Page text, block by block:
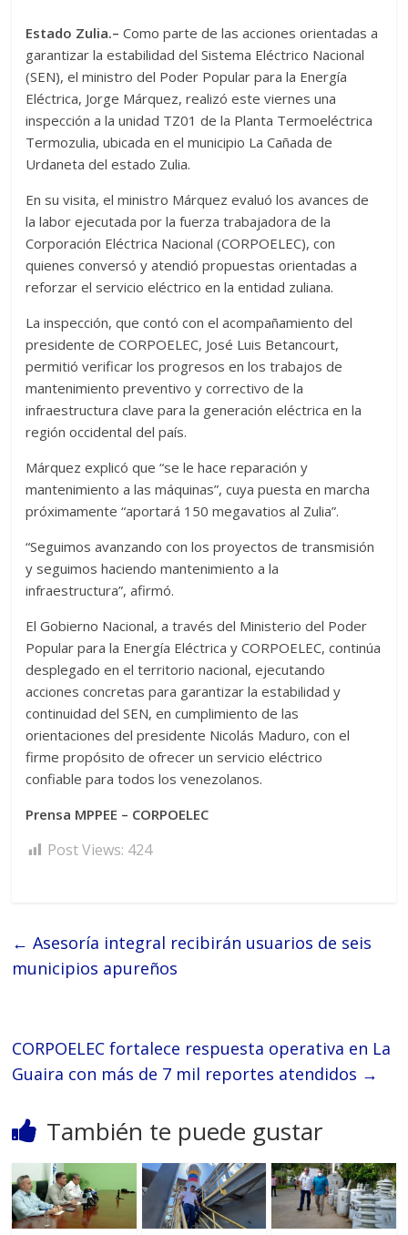
Estado Zulia.– Como parte de las acciones orientadas a
garantizar la estabilidad del Sistema Eléctrico Nacional
(SEN), el ministro del Poder Popular para la Energía
Eléctrica, Jorge Márquez, realizó este viernes una
inspección a la unidad TZ01 de la Planta Termoeléctrica
Termozulia, ubicada en el municipio La Cañada de
Urdaneta del estado Zulia.
En su visita, el ministro Márquez evaluó los avances de
la labor ejecutada por la fuerza trabajadora de la
Corporación Eléctrica Nacional (CORPOELEC), con
quienes conversó y atendió propuestas orientadas a
reforzar el servicio eléctrico en la entidad zuliana.
La inspección, que contó con el acompañamiento del
presidente de CORPOELEC, José Luis Betancourt,
permitió verificar los progresos en los trabajos de
mantenimiento preventivo y correctivo de la
infraestructura clave para la generación eléctrica en la
región occidental del país.
Márquez explicó que “se le hace reparación y
mantenimiento a las máquinas”, cuya puesta en marcha
próximamente “aportará 150 megavatios al Zulia”.
“Seguimos avanzando con los proyectos de transmisión
y seguimos haciendo mantenimiento a la
infraestructura”, afirmó.
El Gobierno Nacional, a través del Ministerio del Poder
Popular para la Energía Eléctrica y CORPOELEC, continúa
desplegado en el territorio nacional, ejecutando
acciones concretas para garantizar la estabilidad y
continuidad del SEN, en cumplimiento de las
orientaciones del presidente Nicolás Maduro, con el
firme propósito de ofrecer un servicio eléctrico
confiable para todos los venezolanos.
Prensa MPPEE – CORPOELEC
Post Views: 424
← Asesoría integral recibirán usuarios de seis
municipios apureños
CORPOELEC fortalece respuesta operativa en La
Guaira con más de 7 mil reportes atendidos →
También te puede gustar